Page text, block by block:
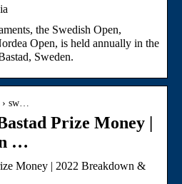
the Swedish Open,
Open, is held annually in the
Sweden.
sw…
Prize Money |
…
Money | 2022 Breakdown &